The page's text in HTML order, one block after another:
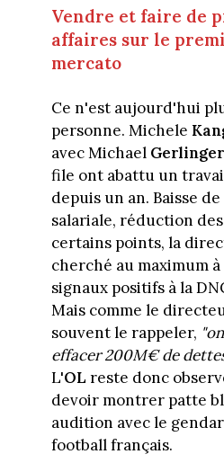
Vendre et faire de
affaires sur le
mercato
Ce n'est aujourd'hui
personne. Michele
avec Michael Gerlinger
file ont abattu un
depuis un an. Baisse de
salariale, réduction
certains points, la
cherché au maximum
signaux positifs à la
Mais comme le
souvent le rappeler,
effacer 200M€ de
L'OL reste donc
devoir montrer patte
audition avec le
football français.